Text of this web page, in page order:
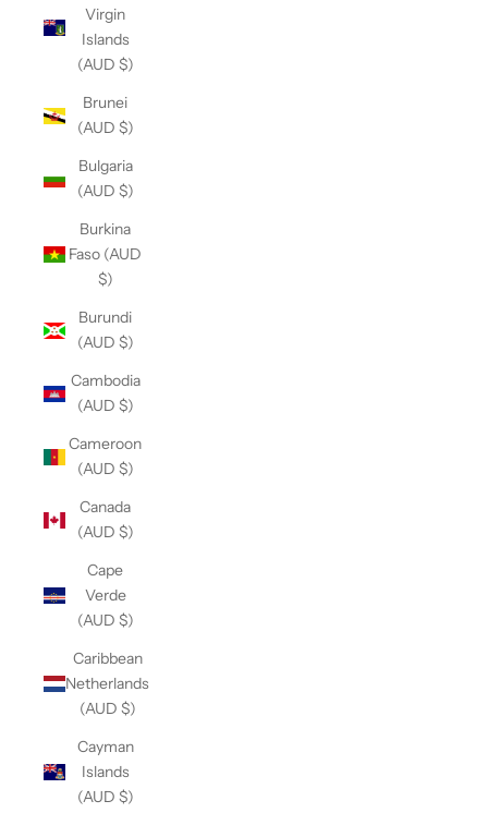
Virgin
Islands
(AUD $)
Brunei
(AUD $)
Bulgaria
(AUD $)
Burkina
Faso (AUD
$)
Burundi
(AUD $)
Cambodia
(AUD $)
Cameroon
(AUD $)
Canada
(AUD $)
Cape
Verde
(AUD $)
Caribbean
Netherlands
(AUD $)
Cayman
Islands
(AUD $)